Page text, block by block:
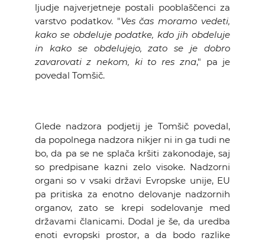
ljudje najverjetneje postali pooblaščenci za
varstvo podatkov. "Ves čas moramo vedeti,
kako se obdeluje podatke, kdo jih obdeluje
in kako se obdelujejo, zato se je dobro
zavarovati z nekom, ki to res zna," pa je
povedal Tomšič.
Glede nadzora podjetij je Tomšič povedal,
da popolnega nadzora nikjer ni in ga tudi ne
bo, da pa se ne splača kršiti zakonodaje, saj
so predpisane kazni zelo visoke. Nadzorni
organi so v vsaki državi Evropske unije, EU
pa pritiska za enotno delovanje nadzornih
organov, zato se krepi sodelovanje med
državami članicami. Dodal je še, da uredba
enoti evropski prostor, a da bodo razlike